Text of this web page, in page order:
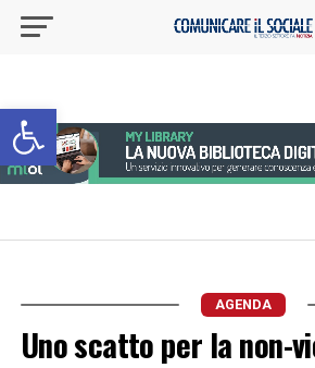
Apri la barra degli strumenti
AGENDA
Uno scatto per la non-